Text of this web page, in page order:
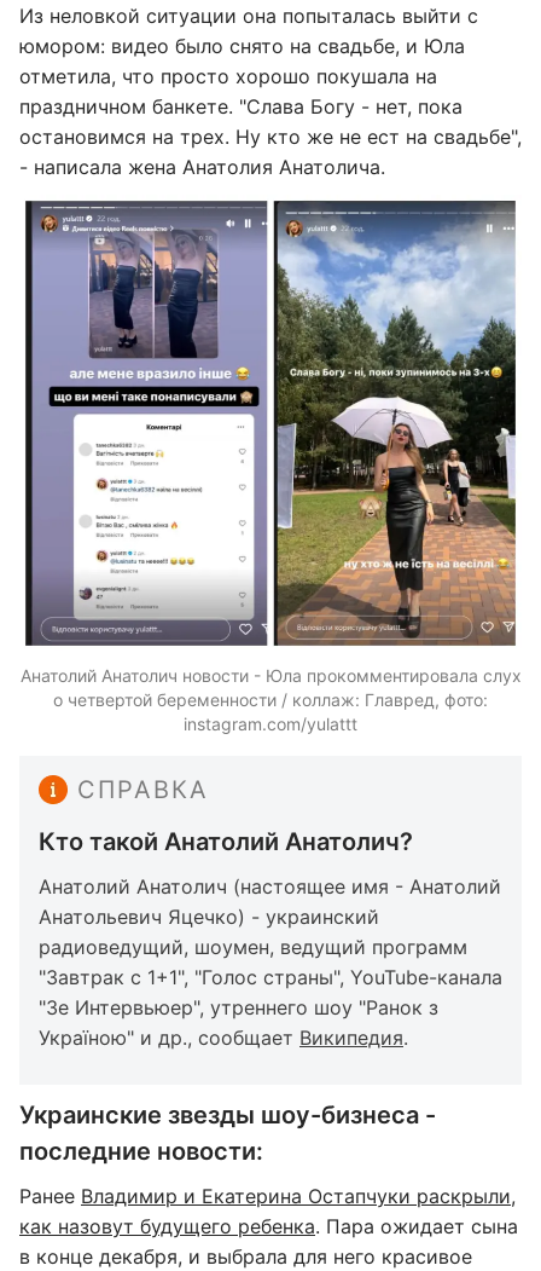
Из неловкой ситуации она попыталась выйти с
юмором: видео было снято на свадьбе, и Юла
отметила, что просто хорошо покушала на
праздничном банкете. "Слава Богу - нет, пока
остановимся на трех. Ну кто же не ест на свадьбе",
- написала жена Анатолия Анатолича.
Анатолий Анатолич новости - Юла прокомментировала слух
о четвертой беременности / коллаж: Главред, фото:
instagram.com/yulattt
СПРАВКА
Кто такой Анатолий Анатолич?
Анатолий Анатолич (настоящее имя - Анатолий
Анатольевич Яцечко) - украинский
радиоведущий, шоумен, ведущий программ
"Завтрак с 1+1", "Голос страны", YouTube-канала
"Зе Интервьюер", утреннего шоу "Ранок з
Україною" и др., сообщает Википедия.
Украинские звезды шоу-бизнеса -
последние новости:
Ранее Владимир и Екатерина Остапчуки раскрыли,
как назовут будущего ребенка. Пара ожидает сына
в конце декабря, и выбрала для него красивое